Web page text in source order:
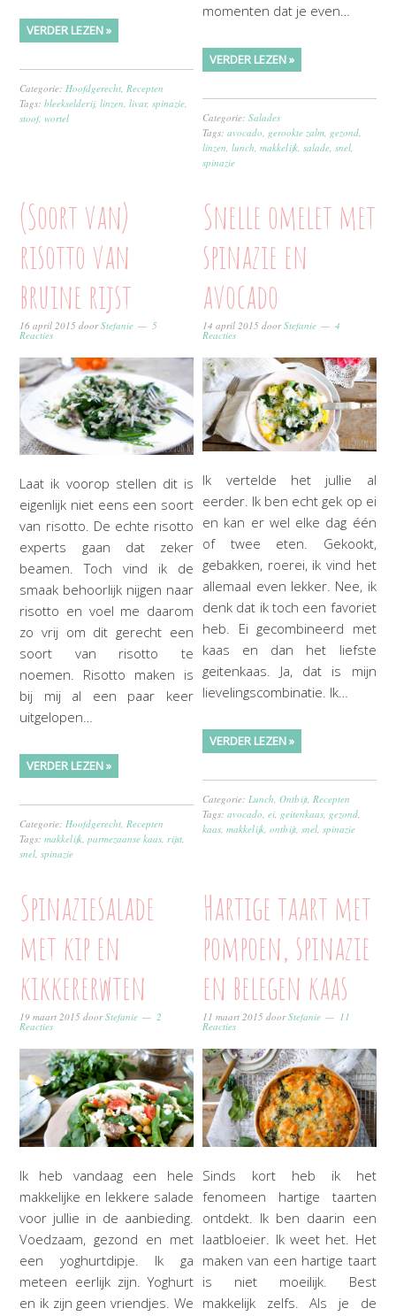
VERDER LEZEN »
Categorie:Hoofdgerecht,Recepten
Tags:bleekselderij,linzen,livar,spinazie,
stoof,wortel
momenten dat je even…
VERDER LEZEN »
Categorie:Salades
Tags:avocado, gerookte zalm, gezond,
linzen,lunch,makkelijk,salade,snel,
spinazie
(Soort van)
risotto van
bruine rijst
16 april 2015 doorStefanie 5
Reacties
Laat ik voorop stellen dit is
eigenlijk niet eens een soort
van risotto. De echte risotto
experts gaan dat zeker
beamen. Toch vind ik de
smaak behoorlijk nijgen naar
risotto en voel me daarom
zo vrij om dit gerecht een
soort van risotto te
noemen. Risotto maken is
bij mij al een paar keer
uitgelopen…
VERDER LEZEN »
Categorie:Hoofdgerecht,Recepten
Tags:makkelijk,parmezaanse kaas,rijst,
snel,spinazie
Snelle omelet met
spinazie en
avocado
14 april 2015 doorStefanie 4
Reacties
Ik vertelde het jullie al
eerder. Ik ben echt gek op ei
en kan er wel elke dag één
of twee eten. Gekookt,
gebakken, roerei, ik vind het
allemaal even lekker. Nee, ik
denk dat ik toch een favoriet
heb. Ei gecombineerd met
kaas en dan het liefste
geitenkaas. Ja, dat is mijn
lievelingscombinatie. Ik…
VERDER LEZEN »
Categorie: Lunch ,Ontbijt Recepten
Tags:avocado ,ei geitenkaas gezond
kaas ,makkelijk ,ontbijt ,snel ,spinazie
Spinaziesalade
met kip en
kikkererwten
19 maart 2015 doorStefanie 2
Reacties
Ik heb vandaag een hele
makkelijke en lekkere salade
voor jullie in de aanbieding.
Voedzaam, gezond en met
een yoghurtdipje. Ik ga
meteen eerlijk zijn. Yoghurt
en ik zijn geen vriendjes. We
Hartige taart met
pompoen, spinazie
en belegen kaas
11 maart 2015 doorStefanie 11
Reacties
Sinds kort heb ik het
fenomeen hartige taarten
ontdekt. Ik ben daarin een
laatbloeier. Ik weet het. Het
maken van een hartige taart
is niet moeilijk. Best
makkelijk zelfs. Als je de